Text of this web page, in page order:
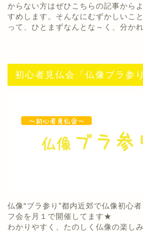
からない方はぜひこちらの記事から
すめします。そんなにむずかしいこ
って、ひとまずなんとな～く、分か
初心者見仏会「仏像ブラ参り
仏像“ブラ参り”都内近郊で仏像初心
フ会を月１で開催してます★
わかりやすく、たのしく仏像の楽し